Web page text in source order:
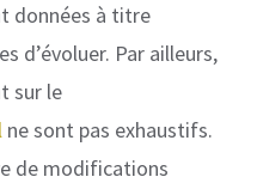
données à titre
d’évoluer. Par ailleurs,
sur le
ne sont pas exhaustifs.
de modifications